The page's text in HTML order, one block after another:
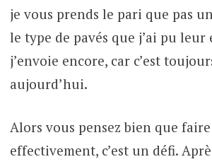
je vous prends le pari que pas
le type de pavés que j’ai pu leur
j’envoie encore, car c’est
aujourd’hui.
Alors vous pensez bien que
effectivement, c’est un défi.